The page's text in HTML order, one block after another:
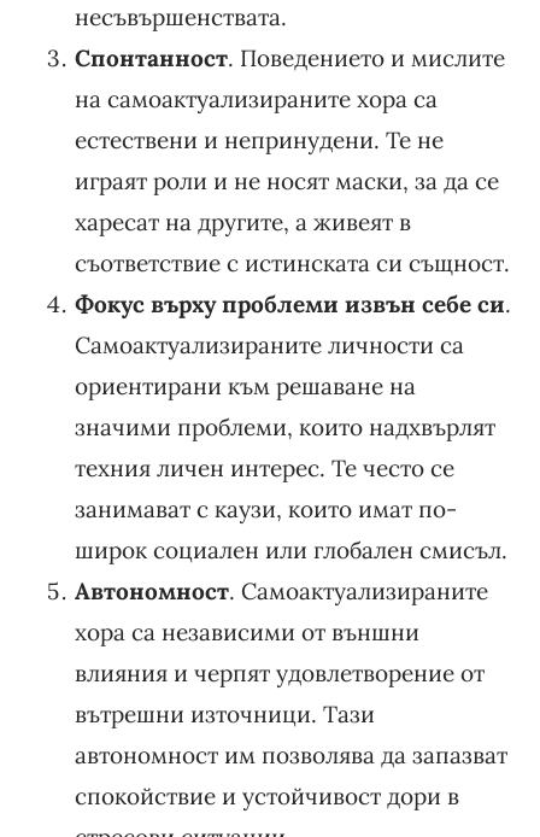
несъвършенствата.
Спонтанност. Поведението и мислите
на самоактуализираните хора са
естествени и непринудени. Те не
играят роли и не носят маски, за да се
харесат на другите, а живеят в
съответствие с истинската си същност.
Фокус върху проблеми извън себе си.
Самоактуализираните личности са
ориентирани към решаване на
значими проблеми, които надхвърлят
техния личен интерес. Те често се
занимават с каузи, които имат по-
широк социален или глобален смисъл.
Автономност. Самоактуализираните
хора са независими от външни
влияния и черпят удовлетворение от
вътрешни източници. Тази
автономност им позволява да запазват
спокойствие и устойчивост дори в